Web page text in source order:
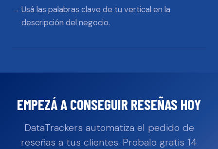
Usá las palabras clave de tu vertical en la
descripción del negocio.
EMPEZÁ A CONSEGUIR RESEÑAS HOY
DataTrackers automatiza el pedido de
reseñas a tus clientes. Probalo gratis 14